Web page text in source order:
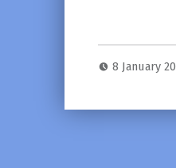
8 January